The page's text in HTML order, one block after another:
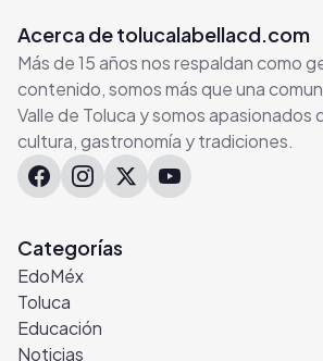
Acerca de tolucalabellacd.com
Más de 15 años nos respaldan como
contenido, somos más que una
Valle de Toluca y somos apasionados
cultura, gastronomía y tradiciones.
Categorías
EdoMéx
Toluca
Educación
Noticias